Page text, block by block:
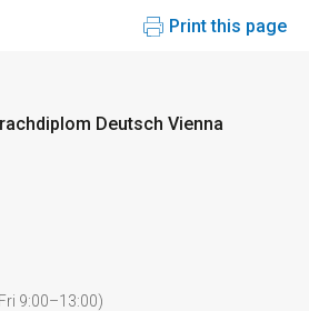
Print this page
Deutsch Vienna
9:00–13:00)